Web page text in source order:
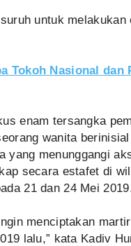
untuk
Tokoh Nasional dan
enam tersangka
wanita
yang menunggangi
secara estafet di
21 dan 24 Mei
menciptakan
lalu,” kata Kadiv